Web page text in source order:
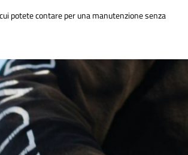
potete contare per una manutenzione senza